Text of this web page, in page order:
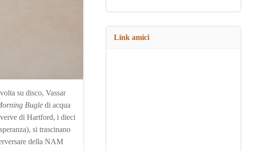
su disco, Vassar
Bugledi acqua
verve di Hartford, i dieci
si trascinano
della NAM
Link amici